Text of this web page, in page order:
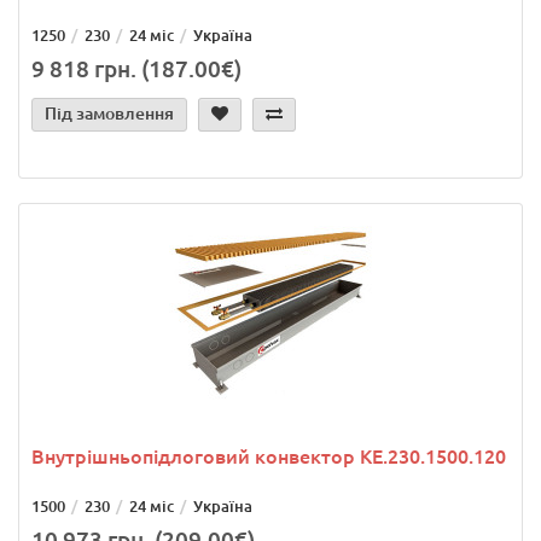
1250 230 24 міс Україна
9 818 грн. (187.00€)
Під замовлення
Внутрішньопідлоговий конвектор KE.230.1500.120
1500 230 24 міс Україна